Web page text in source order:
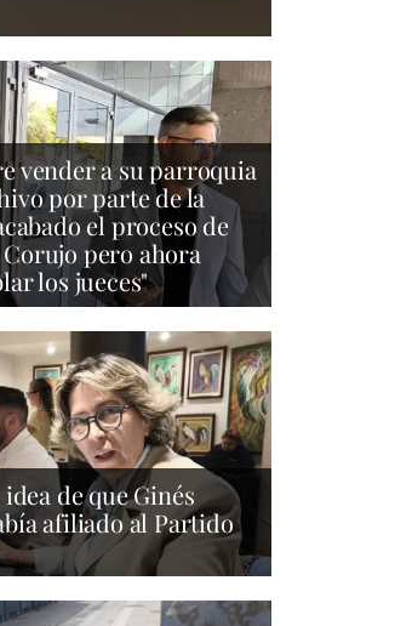
vender a su parroquia
por parte de la
el proceso de
pero ahora
los jueces"
de que Ginés
afiliado al Partido